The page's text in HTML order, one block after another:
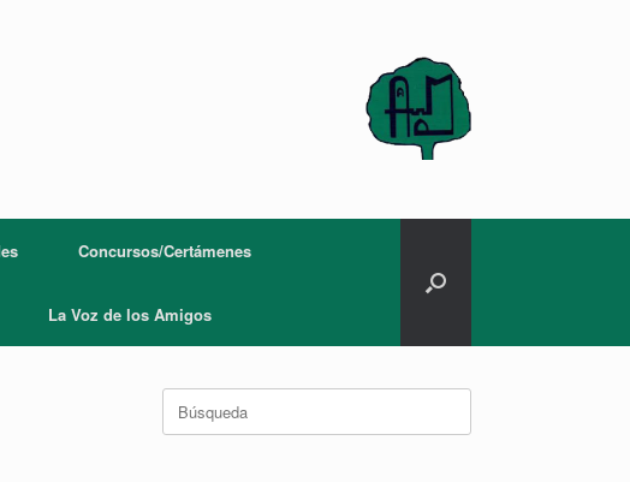
Concursos/Certámenes
La Voz de los Amigos
Buscar: